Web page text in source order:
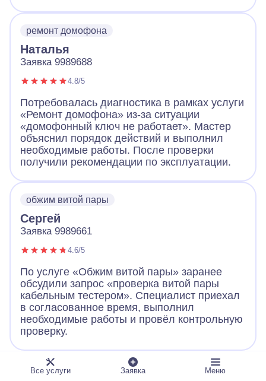
ремонт домофона
Наталья
Заявка 9989688
4.8/5
Потребовалась диагностика в рамках услуги
«Ремонт домофона» из-за ситуации
«домофонный ключ не работает». Мастер
объяснил порядок действий и выполнил
необходимые работы. После проверки
получили рекомендации по эксплуатации.
обжим витой пары
Сергей
Заявка 9989661
4.6/5
По услуге «Обжим витой пары» заранее
обсудили запрос «проверка витой пары
кабельным тестером». Специалист приехал
в согласованное время, выполнил
необходимые работы и провёл контрольную
проверку.
ландшафтное освещение
Все услуги Заявка Меню